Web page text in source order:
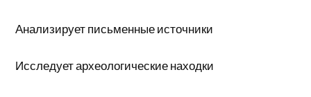
Анализирует письменные источники
Исследует археологические находки